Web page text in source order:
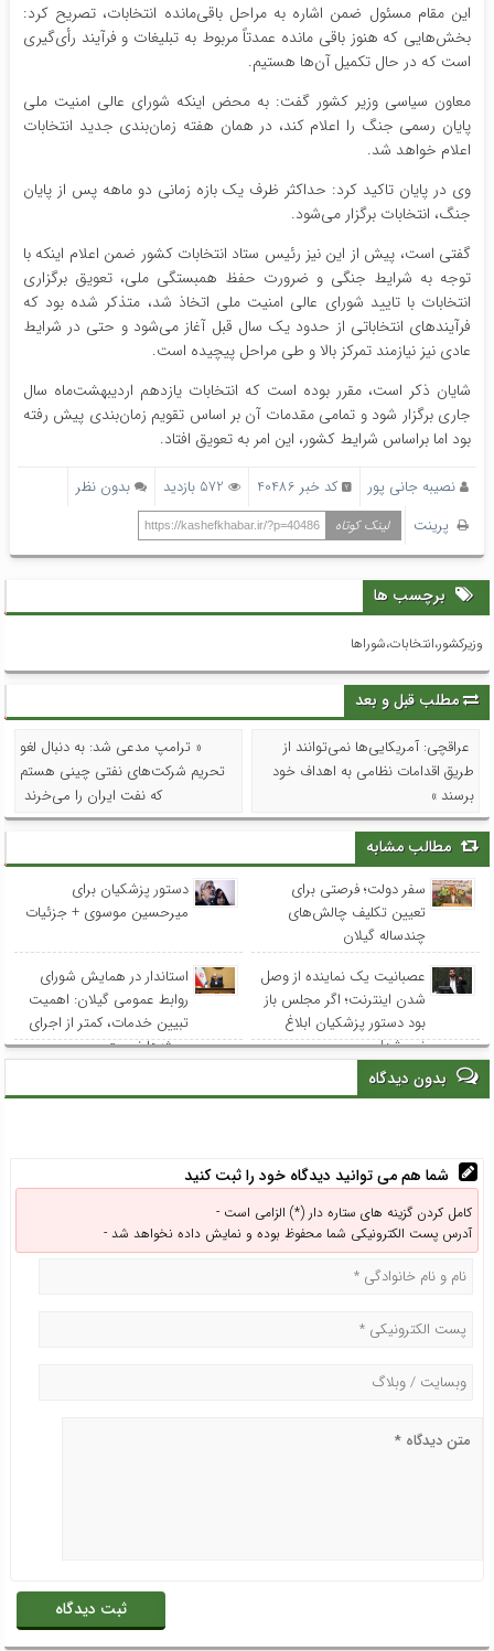
این مقام مسئول ضمن اشاره به مراحل باقی‌مانده انتخابات، تصریح کرد:
بخش‌هایی که هنوز باقی مانده عمدتاً مربوط به تبلیغات و فرآیند رأی‌گیری
است که در حال تکمیل آن‌ها هستیم.
معاون سیاسی وزیر کشور گفت: به محض اینکه شورای عالی امنیت ملی
پایان رسمی جنگ را اعلام کند، در همان هفته زمان‌بندی جدید انتخابات
اعلام خواهد شد.
وی در پایان تاکید کرد: حداکثر ظرف یک بازه زمانی دو ماهه پس از پایان
جنگ، انتخابات برگزار می‌شود.
گفتی است، پیش از این نیز رئیس ستاد انتخابات کشور ضمن اعلام اینکه با
توجه به شرایط جنگی و ضرورت حفظ همبستگی ملی، تعویق برگزاری
انتخابات با تایید شورای عالی امنیت ملی اتخاذ شد، متذکر شده بود که
فرآیندهای انتخاباتی از حدود یک سال قبل آغاز می‌شود و حتی در شرایط
عادی نیز نیازمند تمرکز بالا و طی مراحل پیچیده است.
شایان ذکر است، مقرر بوده است که انتخابات یازدهم اردیبهشت‌ماه سال
جاری برگزار شود و تمامی مقدمات آن بر اساس تقویم زمان‌بندی پیش رفته
بود اما براساس شرایط کشور، این امر به تعویق افتاد.
نصیبه جانی پور کد خبر 40486 572 بازدید
بدون نظر
پرینت
لینک کوتاه https://kashefkhabar.ir/?p=40486
برچسب ها
وزیرکشور،انتخابات،شوراها
مطلب قبل و بعد
عراقچی: آمریکایی‌ها نمی‌توانند از
طریق اقدامات نظامی به اهداف خود
برسند »
« ترامپ مدعی شد: به دنبال لغو
تحریم‌ شرکت‌های نفتی چینی هستم
که نفت ایران را می‌خرند
مطالب مشابه
سفر دولت؛ فرصتی برای
تعیین تکلیف چالش‌های
چندساله گیلان
دستور پزشکیان برای
میرحسین موسوی + جزئیات
عصبانیت یک نماینده از وصل
شدن اینترنت؛ اگر مجلس باز
بود دستور پزشکیان ابلاغ
نمی‌شد!
استاندار در همایش شورای
روابط عمومی‌ گیلان: اهمیت
تبیین خدمات، کمتر از اجرای
پروژه‌ها نیست
بدون دیدگاه
شما هم می توانید دیدگاه خود را ثبت کنید
کامل کردن گزینه های ستاره دار (*) الزامی است -
آدرس پست الکترونیکی شما محفوظ بوده و نمایش داده نخواهد شد -